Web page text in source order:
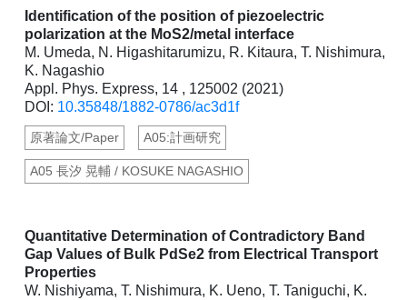
Identification of the position of piezoelectric
polarization at the MoS2/metal interface
M. Umeda, N. Higashitarumizu, R. Kitaura, T. Nishimura,
K. Nagashio
Appl. Phys. Express, 14 , 125002 (2021)
DOI: 10.35848/1882-0786/ac3d1f
原著論文/Paper A05:計画研究
A05 長汐 晃輔 / KOSUKE NAGASHIO
Quantitative Determination of Contradictory Band
Gap Values of Bulk PdSe2 from Electrical Transport
Properties
W. Nishiyama, T. Nishimura, K. Ueno, T. Taniguchi, K.